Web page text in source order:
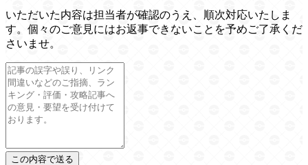
いただいた内容は担当者が確認のうえ、順次対応いたしま
す。個々のご意見にはお返事できないことを予めご了承くだ
さいませ。